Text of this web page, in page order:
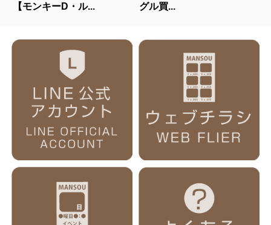
【モンキーD・ル...
グル買...